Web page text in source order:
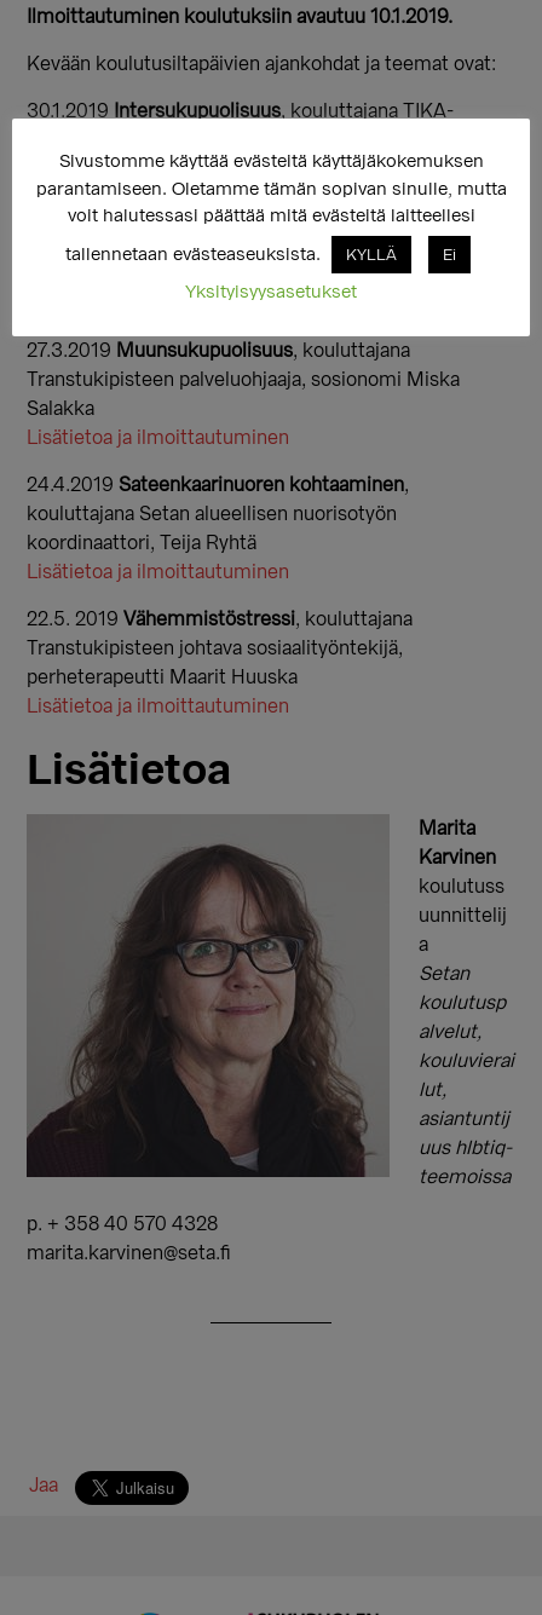
Ilmoittautuminen koulutuksiin avautuu 10.1.2019.
Kevään koulutusiltapäivien ajankohdat ja teemat ovat:
30.1.2019 Intersukupuolisuus, kouluttajana TIKA-
Lisätietoa ja ilmoittautuminen
27.2.2019Transvestisuus, kouluttajana
Transtukipisteen johtava sosiaalityöntekijä,
Lisätietoa ja ilmoittautuminen
27.3.2019 Muunsukupuolisuus, kouluttajana
Transtukipisteen palveluohjaaja, sosionomi Miska
Salakka
Lisätietoa ja ilmoittautuminen
24.4.2019 Sateenkaarinuoren kohtaaminen,
kouluttajana Setan alueellisen nuorisotyön
koordinaattori, Teija Ryhtä
Lisätietoa ja ilmoittautuminen
22.5. 2019Vähemmistöstressi, kouluttajana
Transtukipisteen johtava sosiaalityöntekijä,
perheterapeutti Maarit Huuska
Lisätietoa ja ilmoittautuminen
Lisätietoa
Marita
Karvinen
koulutuss
uunnittelij
a
Setan
koulutusp
alvelut,
kouluvierai
lut,
asiantuntij
uus hlbtiq-
teemoissa
p. + 358 40 570 4328
marita.karvinen@seta.fi
Jaa
Sivustomme käyttää evästeitä käyttäjäkokemuksen
parantamiseen. Oletamme tämän sopivan sinulle, mutta
voit halutessasi päättää mitä evästeitä laitteellesi
tallennetaan evästeaseuksista. KYLLÄ Ei
Yksityisyysasetukset